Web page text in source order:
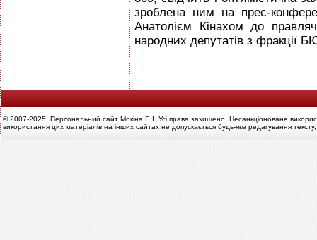
зроблена ним на прес-
Анатолієм Кінахом до
народних депутатів з фракції
© 2007-2025. Персональний сайт Мокіна Б.І. Усі права захищено. Несанкціоноване
використання цих матеріалів на інших сайтах не допускається будь-яке редагування